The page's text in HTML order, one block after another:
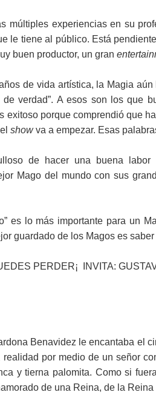
múltiples experiencias en su
le tiene al público. Está
buen productor, un gran
de vida artística, la Magia
verdad”. A esos son los que
exitoso porque comprendió que
showva a empezar. Esas
de hacer una buena
Mago del mundo con sus
es lo más importante para
guardado de los Magos es saber
PERDER¡ INVITA:
Benavidez le encantaba el
por medio de un señor
y tierna palomita. Como si
de una Reina, de la Reina